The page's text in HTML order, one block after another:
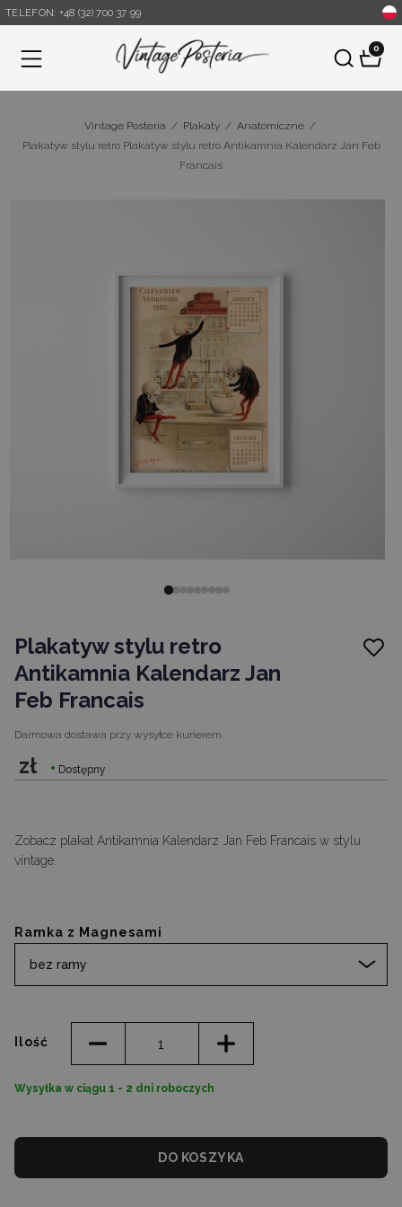
TELEFON: +48 (32) 700 37 99
Menu
0
Vintage Posteria / Plakaty / Anatomiczne /
Plakatyw stylu retro Plakatyw stylu retro Antikamnia Kalendarz Jan Feb
Francais
Plakatyw stylu retro
Antikamnia Kalendarz Jan
Feb Francais
Darmowa dostawa przy wysyłce kurierem.
zł Dostępny
Zobacz plakat Antikamnia Kalendarz Jan Feb Francais w stylu
vintage.
Wysyłka w ciągu 1 - 2 dni roboczych
Ramka z Magnesami
bez ramy
Ilość
DO KOSZYKA